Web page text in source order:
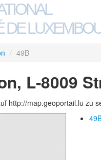
DE
/ 49B
L-8009
http://map.geoportail.lu zu